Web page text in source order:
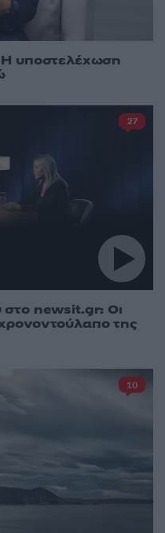
υποστελέχωση
newsit.gr: Οι
της
27
10